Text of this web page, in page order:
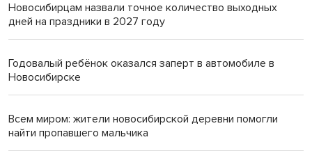
Новосибирцам назвали точное количество выходных
дней на праздники в 2027 году
Годовалый ребёнок оказался заперт в автомобиле в
Новосибирске
Всем миром: жители новосибирской деревни помогли
найти пропавшего мальчика